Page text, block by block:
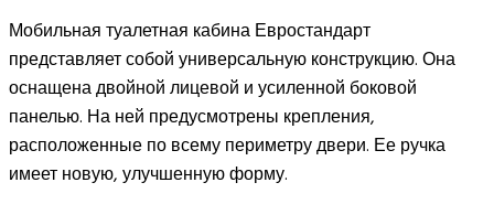
Мобильная туалетная кабина Евростандарт
представляет собой универсальную конструкцию. Она
оснащена двойной лицевой и усиленной боковой
панелью. На ней предусмотрены крепления,
расположенные по всему периметру двери. Ее ручка
имеет новую, улучшенную форму.